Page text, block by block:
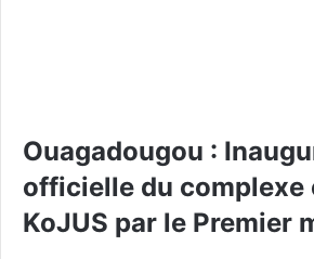
Ouagadougou :
officielle du complexe
KoJUS par le Premier